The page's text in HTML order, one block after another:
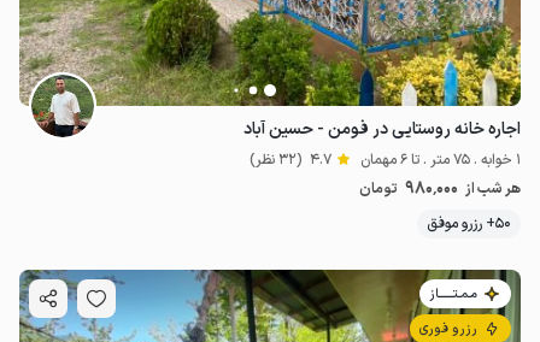
اجاره خانه روستایی در فومن - حسین آباد
1 خوابه . 75 متر . تا 6 مهمان 4.7 (32 نظر)
هر شب از 980٬000 تومان
50+ رزرو موفق
مـمـتــــــاز
رزرو فوری